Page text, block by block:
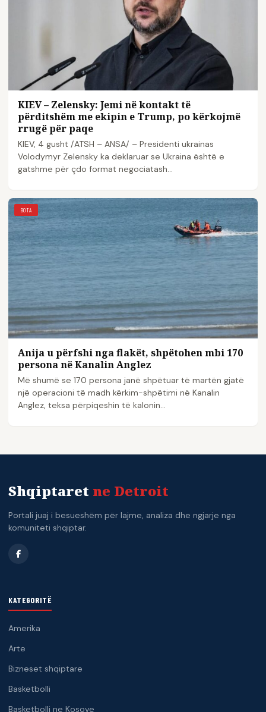
KIEV – Zelensky: Jemi në kontakt të
përditshëm me ekipin e Trump, po kërkojmë
rrugë për paqe
KIEV, 4 gusht /ATSH – ANSA/ – Presidenti ukrainas
Volodymyr Zelensky ka deklaruar se Ukraina është e
gatshme për çdo format negociatash…
BOTA
Anija u përfshi nga flakët, shpëtohen mbi 170
persona në Kanalin Anglez
Më shumë se 170 persona janë shpëtuar të martën gjatë
një operacioni të madh kërkim-shpëtimi në Kanalin
Anglez, teksa përpiqeshin të kalonin…
Shqiptaret ne Detroit
Portali juaj i besueshëm për lajme, analiza dhe ngjarje nga
komuniteti shqiptar.
KATEGORITË
Amerika
Arte
Bizneset shqiptare
Basketbolli
Basketbolli ne Kosove